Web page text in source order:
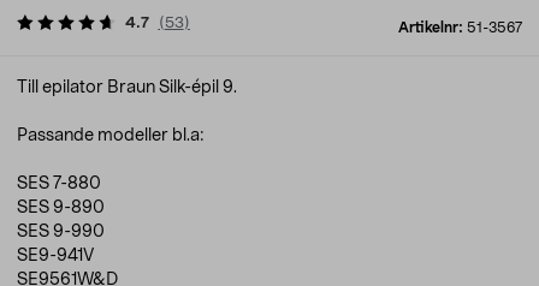
Artikelnr: 51-3567
4.7 ( 53)
Till epilator Braun Silk-épil 9.
Passande modeller bl.a:
SES 7-880
SES 9-890
SES 9-990
SE9-941V
SE9561W&D